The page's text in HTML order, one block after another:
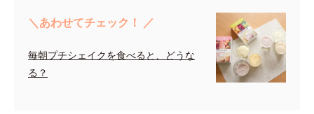
＼あわせてチェック！ ／
毎朝プチシェイクを食べると、どうな
る？